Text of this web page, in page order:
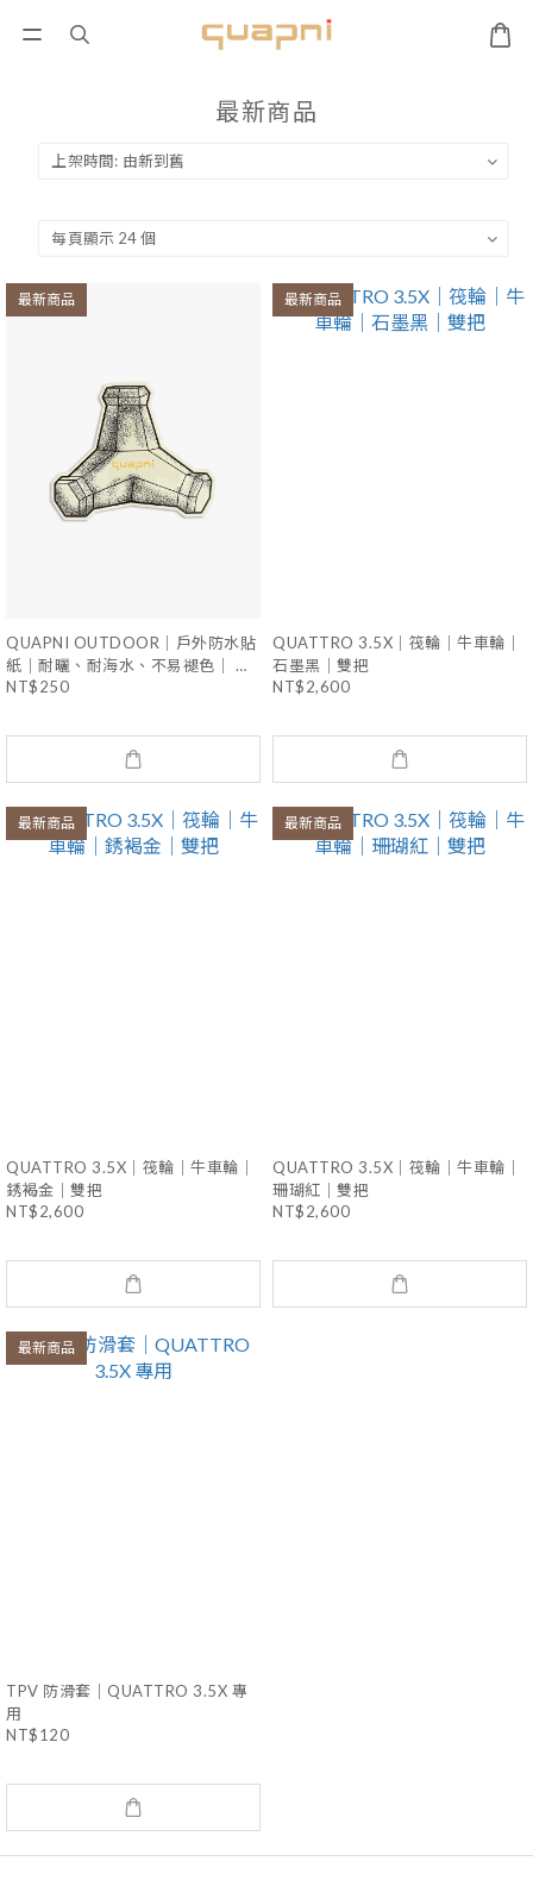
最新商品
最新商品
QUAPNI OUTDOOR｜戶外防水貼
紙｜耐曬、耐海水、不易褪色｜ 原
創設計款
NT$250
最新商品
QUATTRO 3.5X｜筏輪｜牛車輪｜
石墨黑｜雙把
NT$2,600
最新商品
QUATTRO 3.5X｜筏輪｜牛車輪｜
銹褐金｜雙把
NT$2,600
最新商品
QUATTRO 3.5X｜筏輪｜牛車輪｜
珊瑚紅｜雙把
NT$2,600
最新商品
TPV 防滑套｜QUATTRO 3.5X 專
用
NT$120